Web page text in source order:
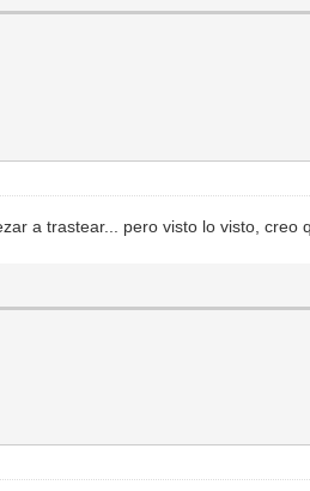
a trastear... pero visto lo visto,